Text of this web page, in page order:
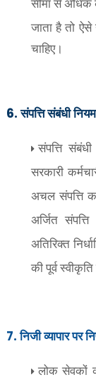
सीमा से अधिक
जाता है तो ऐसे
चाहिए।
6.संपत्ति संबंधी नियम
संपत्ति
सरकारी
अचल संपत्ति
अर्जित
अतिरिक्त
की पूर्व
7.निजी व्यापार पर
लोक सेवकों